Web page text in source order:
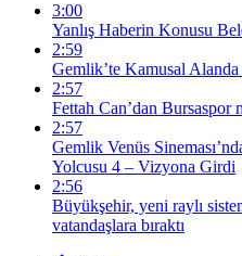
3:00
Yanlış Haberin Konusu
2:59
Gemlik’te Kamusal Alanda
2:57
Fettah Can’dan Bursaspor
2:57
Gemlik Venüs
Yolcusu 4 – Vizyona Girdi
2:56
Büyükşehir, yeni raylı
vatandaşlara bıraktı